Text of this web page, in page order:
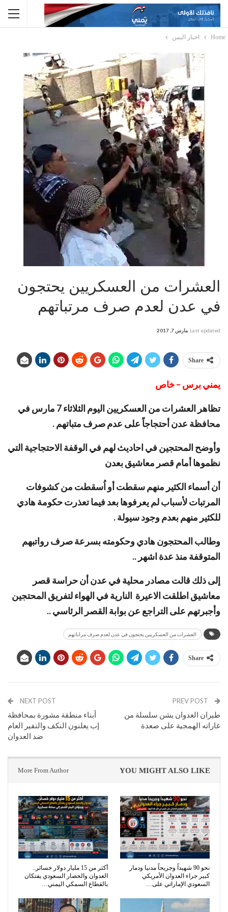
Home اخبار اليمن
العشرات من العسكريين يحتجون
في عدن لعدم صرف مرتباتهم
Last updated مارس 7, 2017
Share
يمني برس – خاص
تظاهر العشرات من العسكريين اليوم الثلاثاء 7 مارس في
محافظة عدن أحتجاجاً على عدم صرف متباتهم .
وأوضح المحتجين في احاديث لهم في الوقفة الاحتجاجية التي
نظموها أمام قصر معاشيق بعدن
أن أسماء الكثير منهم سقطت أو اُسقطت من كشوفات
المرتبات لأسباب لم يعرفوها بعد فيما تعذرت حكومة هادي
للكثير منهم بعدم وجود سيولة .
وطالب المحتجون هادي وحكومته بسرعة صرف رواتبهم
المتوقفة منذ عدة اشهر ..
إلى ذلك قالت مصادر محلية في عدن أن حراسة قصر
معاشيق اطلقت الاعيرة النارية في الهواء لتفريق المحتجين
وأجبرتهم على التراجع عن بوابة القصر الرئاسي ..
العشرات من العسكريين يحتجون في عدن لعدم صرف مراباتهم
Share
طيران العدوان يشن سلسلة من
غاراته الهمجية على صعدة
NEXT POST
أبناء منطقة مشورة بمحافظة
إب يعلنون النكف والنفير العام
ضد العدوان
YOU MIGHT ALSO LIKE
More From Author
نحو 90 شهيداً وجريحاً مدنيا ودمار
كبير جراء العدوان الأمريكي
السعودي الإماراتي على…
أكثر من 15 مليار دولار خسائر..
العدوان والحصار السعودي يفتكان
بالقطاع السمكي اليمني…